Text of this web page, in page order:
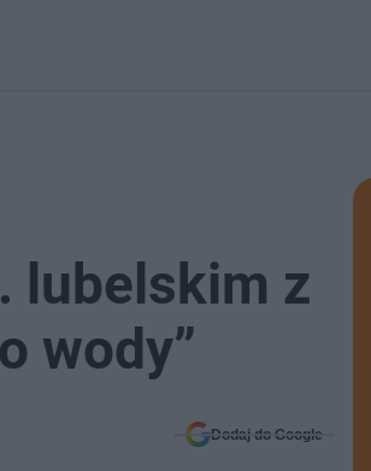
lubelskim z
wody”
Dodaj do Google